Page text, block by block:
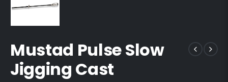
Mustad Pulse Slow
Jigging Cast